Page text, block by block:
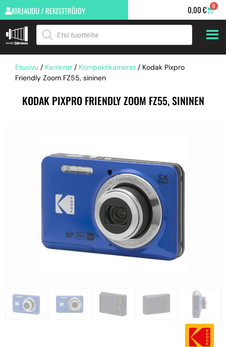
KIRJAUDU / REKISTERÖIDY 0,00€ 0
Etusivu / Kamerat / Kompaktikamerat / Kodak Pixpro
Friendly Zoom FZ55, sininen
KODAK PIXPRO FRIENDLY ZOOM FZ55, SININEN